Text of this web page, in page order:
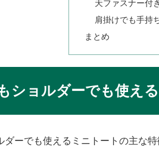
天ファスナー付
肩掛けでも手持
まとめ
ショルダーでも使え
ダーでも使えるミニトートの主な特